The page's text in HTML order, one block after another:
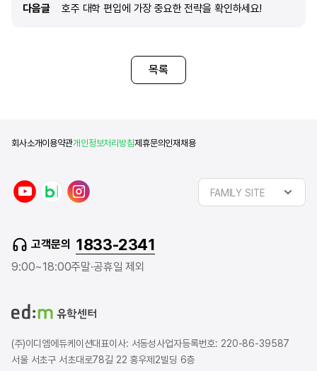
다음글 다음글
호주 대학 편입에 가장 중요한 전략을 확인하세요!
목록
회사소개이용약관개인정보처리방침제휴문의인재채용
u
n
a
r
l
a
FAMILY SITE
고객문의 1833-2341
9:00~18:00주말·공휴일 제외
(주)이디엠에듀케이션대표이사: 서동성사업자등록번호: 220-86-39587
서울 서초구 서초대로78길 22 홍우제2빌딩 6층